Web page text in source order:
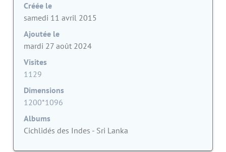
Créée le
samedi 11 avril 2015
Ajoutée le
mardi 27 août 2024
Visites
1129
Dimensions
1200*1096
Albums
Cichlidés des Indes - Sri Lanka